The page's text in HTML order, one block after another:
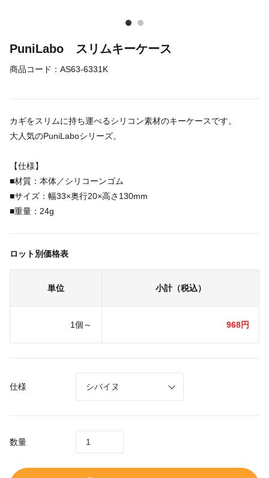
PuniLabo スリムキーケース
商品コード： AS63-6331K
カギをスリムに持ち運べるシリコン素材のキーケースです。
大人気のPuniLaboシリーズ。
【仕様】
■材質：本体／シリコーンゴム
■サイズ：幅33×奥行20×高さ130mm
■重量：24g
ロット別価格表
単位 小計（税込）
1個～ 968円
仕様
数量